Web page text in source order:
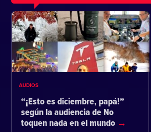
AUDIOS
“¡Esto es diciembre, papá!”
según la audiencia de No
toquen nada en el mundo